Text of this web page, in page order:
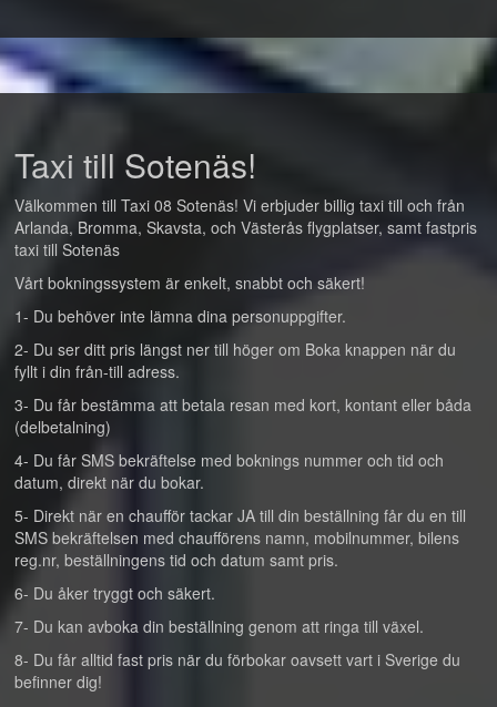
Taxi till Sotenäs!
Välkommen till Taxi 08 Sotenäs! Vi erbjuder billig taxi till och från
Arlanda, Bromma, Skavsta, och Västerås flygplatser, samt fastpris
taxi till Sotenäs
Vårt bokningssystem är enkelt, snabbt och säkert!
1- Du behöver inte lämna dina personuppgifter.
2- Du ser ditt pris längst ner till höger om Boka knappen när du
fyllt i din från-till adress.
3- Du får bestämma att betala resan med kort, kontant eller båda
(delbetalning)
4- Du får SMS bekräftelse med boknings nummer och tid och
datum, direkt när du bokar.
5- Direkt när en chaufför tackar JA till din beställning får du en till
SMS bekräftelsen med chaufförens namn, mobilnummer, bilens
reg.nr, beställningens tid och datum samt pris.
6- Du åker tryggt och säkert.
7- Du kan avboka din beställning genom att ringa till växel.
8- Du får alltid fast pris när du förbokar oavsett vart i Sverige du
befinner dig!